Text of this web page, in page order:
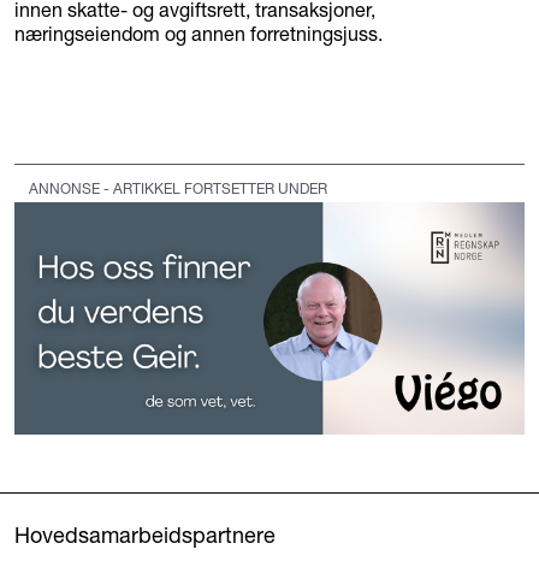
innen skatte- og avgiftsrett, transaksjoner,
næringseiendom og annen forretningsjuss.
ANNONSE - ARTIKKEL FORTSETTER UNDER
Hovedsamarbeidspartnere